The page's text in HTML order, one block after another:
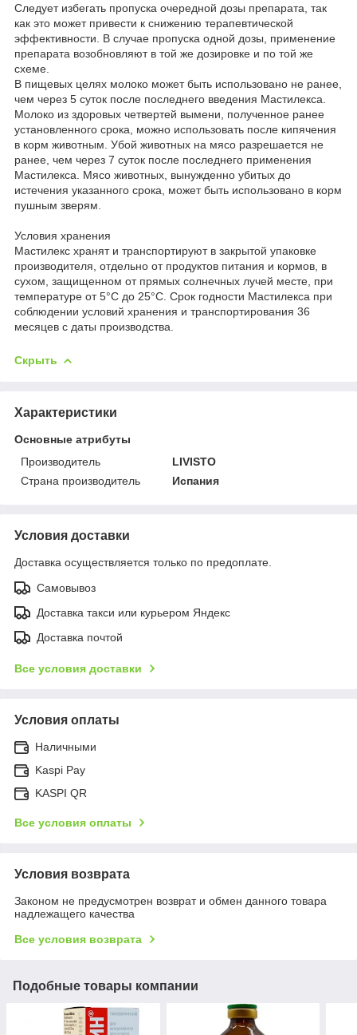
Следует избегать пропуска очередной дозы препарата, так
как это может привести к снижению терапевтической
эффективности. В случае пропуска одной дозы, применение
препарата возобновляют в той же дозировке и по той же
схеме.
В пищевых целях молоко может быть использовано не ранее,
чем через 5 суток после последнего введения Мастилекса.
Молоко из здоровых четвертей вымени, полученное ранее
установленного срока, можно использовать после кипячения
в корм животным. Убой животных на мясо разрешается не
ранее, чем через 7 суток после последнего применения
Мастилекса. Мясо животных, вынужденно убитых до
истечения указанного срока, может быть использовано в корм
пушным зверям.
Условия хранения
Мастилекс хранят и транспортируют в закрытой упаковке
производителя, отдельно от продуктов питания и кормов, в
сухом, защищенном от прямых солнечных лучей месте, при
температуре от 5°С до 25°С. Срок годности Мастилекса при
соблюдении условий хранения и транспортирования 36
месяцев с даты производства.
Скрыть
Характеристики
Основные атрибуты
Производитель
LIVISTO
Страна производитель
Испания
Условия доставки
Доставка осуществляется только по предоплате.
Самовывоз
Доставка такси или курьером Яндекс
Доставка почтой
Все условия доставки
Условия оплаты
Наличными
Kaspi Pay
KASPI QR
Все условия оплаты
Условия возврата
Законом не предусмотрен возврат и обмен данного товара
надлежащего качества
Все условия возврата
Подобные товары компании